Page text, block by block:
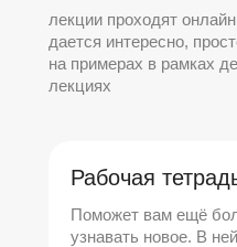
лекции проходят
дается интересно,
на примерах в рамках
лекциях
Рабочая
Поможет вам ещё
узнавать новое. В